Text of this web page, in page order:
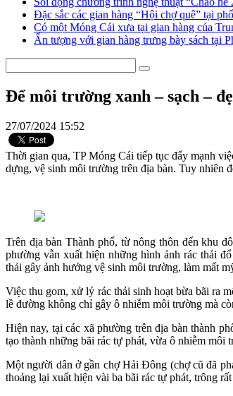
Đặc sắc các gian hàng “Hội chợ quê” tại
Có một Móng Cái xưa tại gian hàng của
Ấn tượng với gian hàng trưng bày sách tại
Để môi trường xanh – sạch –
27/07/2024 15:52
Thời gian qua, TP Móng Cái tiếp tục đẩy mạnh
dựng, vệ sinh môi trường trên địa bàn. Tuy nhiên
Trên địa bàn Thành phố, từ nông thôn đến khu
phường vẫn xuất hiện những hình ảnh rác thải
thải gây ảnh hưởng vệ sinh môi trường, làm mất
Việc thu gom, xử lý rác thải sinh hoạt bừa bãi ra
lề đường không chỉ gây ô nhiễm môi trường mà
Hiện nay, tại các xã phường trên địa bàn thành
tạo thành những bãi rác tự phát, vừa ô nhiễm môi
Một người dân ở gần chợ Hải Đông (chợ cũ đã
thoảng lại xuất hiện vài ba bãi rác tự phát, trông